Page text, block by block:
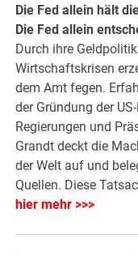
Die Fed allein hält
Die Fed allein
Durch ihre
Wirtschaftskrisen
dem Amt fegen.
der Gründung der
Regierungen und
Grandt deckt die
der Welt auf und
Quellen. Diese
hier mehr >>>